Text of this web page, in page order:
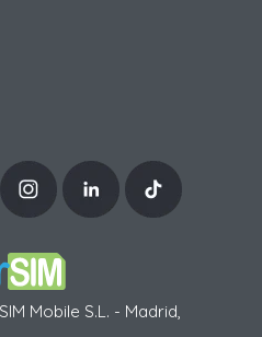
Mobile S.L. - Madrid,